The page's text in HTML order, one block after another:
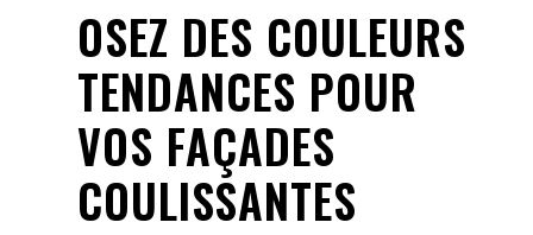
OSEZ DES COULEURS
TENDANCES POUR
VOS FAÇADES
COULISSANTES